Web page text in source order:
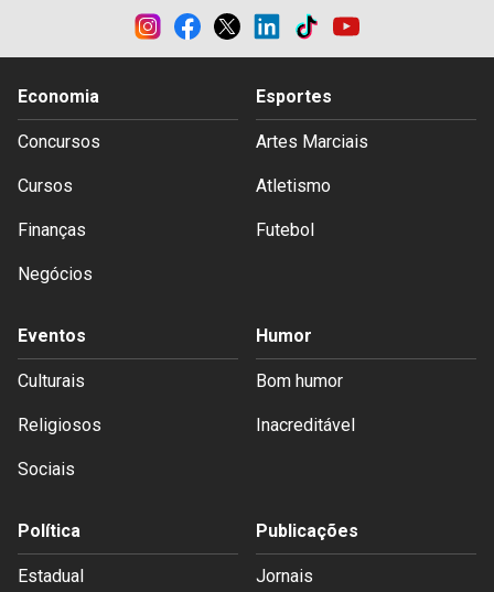
Economia
Concursos
Cursos
Finanças
Negócios
Esportes
Artes Marciais
Atletismo
Futebol
Eventos
Culturais
Religiosos
Sociais
Humor
Bom humor
Inacreditável
Política
Estadual
Publicações
Jornais